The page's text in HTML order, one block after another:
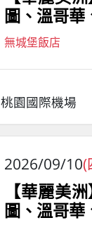
圖、溫哥華
無城堡飯店
桃園國際機場
2026/09/10(
【華麗美
圖、溫哥華